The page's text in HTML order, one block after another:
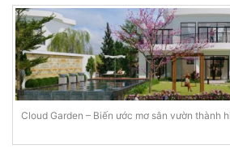
Cloud Garden – Biến ước mơ sân vườn thành